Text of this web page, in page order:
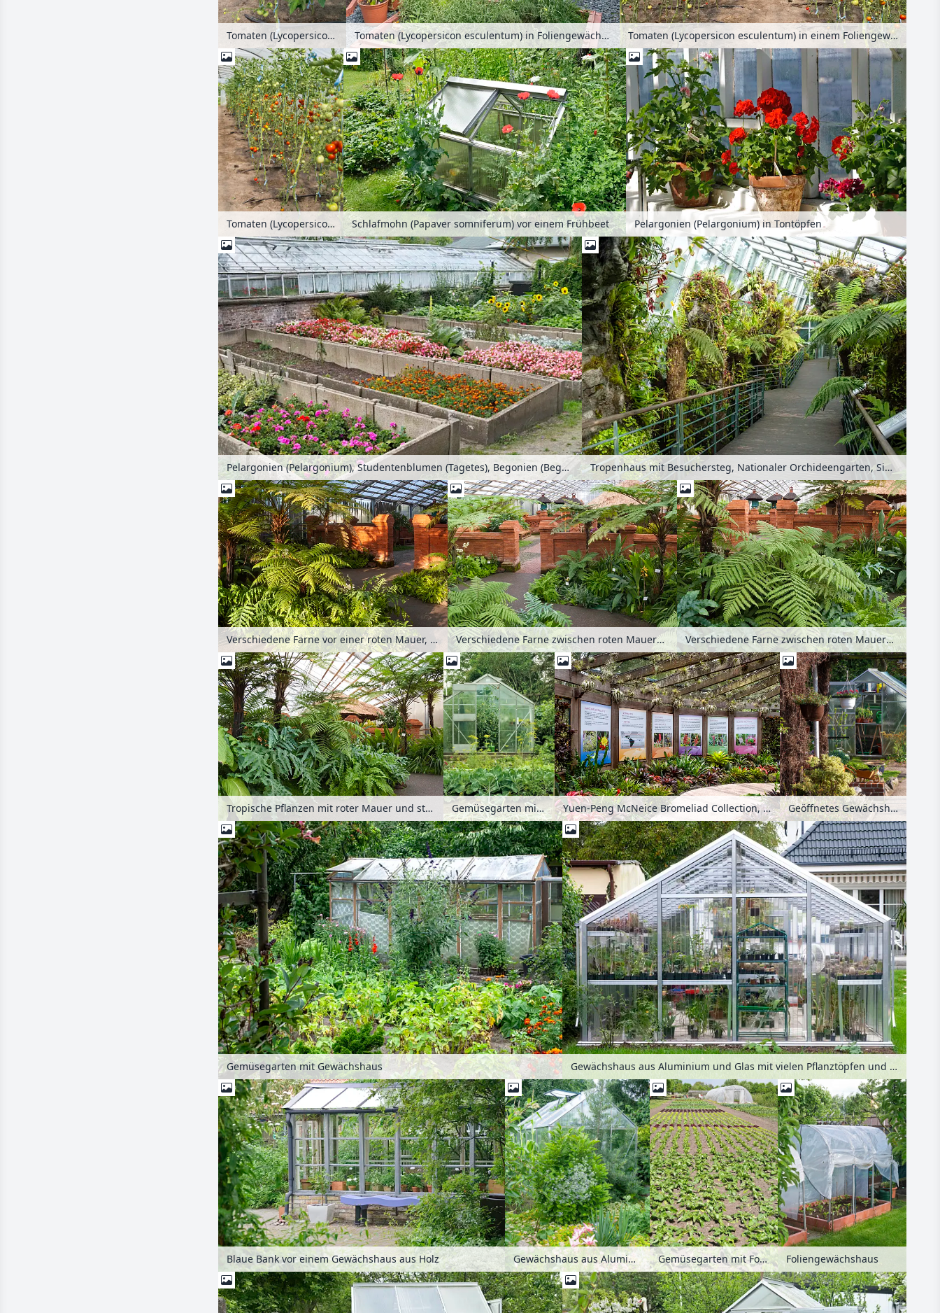
Tomaten (Lycopersicon esculentum) in einem Foliengewächshaus Tomaten (Lycopersicon esculentum) in Foliengewächshäusern Tomaten (Lycopersicon esculentum) in einem Foliengewächshaus
Tomaten (Lycopersicon esculentum) in einem Foliengewächshaus Schlafmohn (Papaver somniferum) vor einem Frühbeet Pelargonien (Pelargonium) in Tontöpfen
Pelargonien (Pelargonium), Studentenblumen (Tagetes), Begonien (Begonia) und Sonnenblumen (Helianthus) in Frühbeeten Tropenhaus mit Besuchersteg, Nationaler Orchideengarten, Singapur
Verschiedene Farne vor einer roten Mauer, Balinesischer Garten, Erholungspark Marzahn, Berlin, Deutschland Verschiedene Farne zwischen roten Mauern, Balinesischer Garten, Erholungspark Marzahn, Berlin, Deutschland Verschiedene Farne zwischen roten Mauern, Balinesischer Garten, Erholungspark Marzahn, Berlin, Deutschland
Tropische Pflanzen mit roter Mauer und strohbedeckter Hütte, Balinesischer Garten, Erholungspark Marzahn, Berlin, Deutschland Gemüsegarten mit Gewächshaus Yuen-Peng McNeice Bromeliad Collection, Nationaler Orchideengarten, Singapur Geöffnetes Gewächshaus mit Pflanzentöpfen und Gießkanne auf einem Holztisch in einem Kleingarten
Gemüsegarten mit Gewächshaus Gewächshaus aus Aluminium und Glas mit vielen Pflanztöpfen und Kakteen in einem Garten
Blaue Bank vor einem Gewächshaus aus Holz Gewächshaus aus Aluminium und Glas mit geöffnetem Dachfenster in einem Kleingarten Gemüsegarten mit Foliengewächshaus Foliengewächshaus